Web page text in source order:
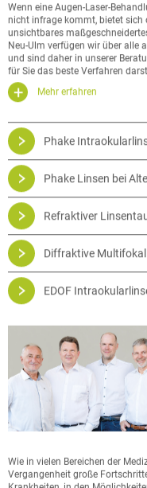
Wenn eine Augen-Laser-
nicht infrage kommt, bietet sich
unsichtbares
Neu-Ulm verfügen wir über alle
und sind daher in unserer
für Sie das beste Verfahren
Mehr erfahren
Phake
Phake Linsen bei
Refraktiver
Diffraktive
EDOF
Wie in vielen Bereichen der
Vergangenheit große